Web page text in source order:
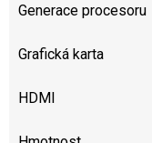
Generace procesoru
Grafická karta
HDMI